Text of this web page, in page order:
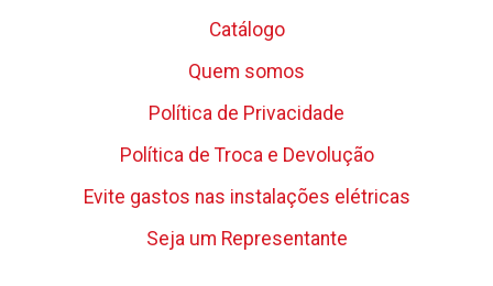
Catálogo
Quem somos
Política de Privacidade
Política de Troca e Devolução
Evite gastos nas instalações elétricas
Seja um Representante